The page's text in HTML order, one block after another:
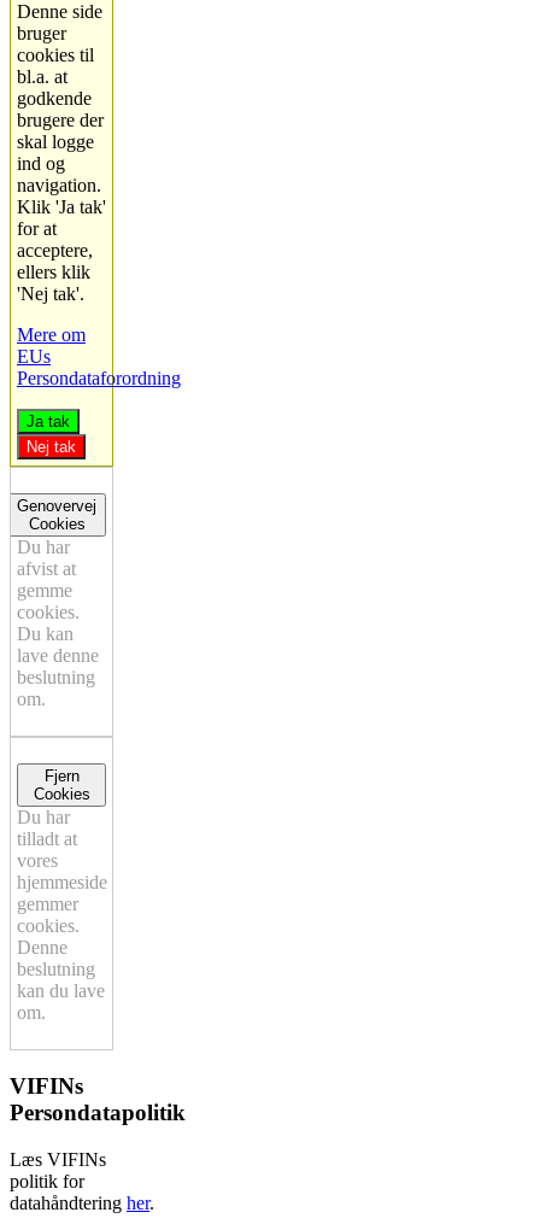
Denne side
bruger
cookies til
bl.a. at
godkende
brugere der
skal logge
ind og
navigation.
Klik 'Ja tak'
for at
acceptere,
ellers klik
'Nej tak'.
Mere om
EUs
Persondataforordning
Ja tak
Nej tak
Genovervej
Cookies
Du har
afvist at
gemme
cookies.
Du kan
lave denne
beslutning
om.
Fjern
Cookies
Du har
tilladt at
vores
hjemmeside
gemmer
cookies.
Denne
beslutning
kan du lave
om.
VIFINs
Persondatapolitik
Læs VIFINs
politik for
datahåndtering her.